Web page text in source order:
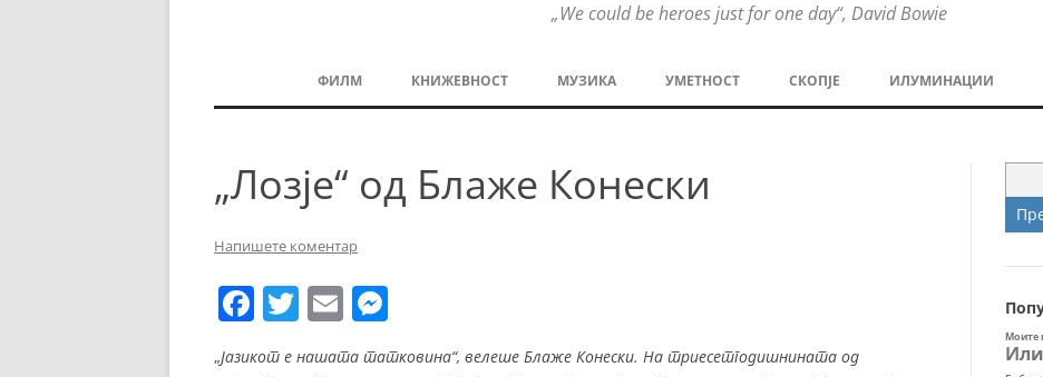
„We could be heroes just for one day“, David Bowie
содржината
ФИЛМ
БАЛКАНСКИ ФИЛМ
ФЕСТИВАЛИ
КНИЖЕВНОСТ МУЗИКА УМЕТНОСТ СКОПЈЕ ИЛУМИНАЦИИ
СПОРТ
„Лозје“ од Блаже Конески
Напишете коментар
F
a
T E
m e
„Јазикот е нашата татковина“, велеше Блаже Конески. На триесетгодишнината од
за: